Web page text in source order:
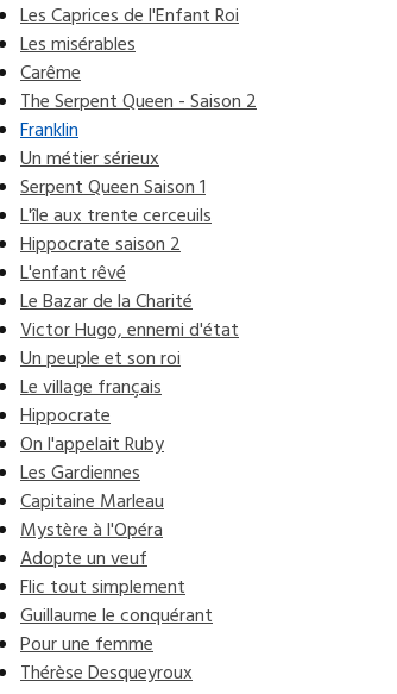
Les Caprices de l'Enfant Roi
Les misérables
Carême
The Serpent Queen - Saison 2
Franklin
Un métier sérieux
Serpent Queen Saison 1
L'île aux trente cerceuils
Hippocrate saison 2
L'enfant rêvé
Le Bazar de la Charité
Victor Hugo, ennemi d'état
Un peuple et son roi
Le village français
Hippocrate
On l'appelait Ruby
Les Gardiennes
Capitaine Marleau
Mystère à l'Opéra
Adopte un veuf
Flic tout simplement
Guillaume le conquérant
Pour une femme
Thérèse Desqueyroux